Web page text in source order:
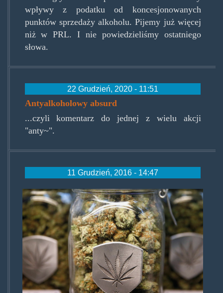
wpływy z podatku od koncesjonowanych
punktów sprzedaży alkoholu. Pijemy już więcej
niż w PRL. I nie powiedzieliśmy ostatniego
słowa.
22 Grudzień, 2020 - 11:51
Antyalkoholowy absurd
...czyli komentarz do jednej z wielu akcji
"anty~".
11 Grudzień, 2016 - 14:47
coloradopot.jpg